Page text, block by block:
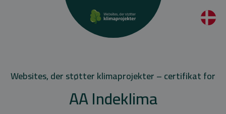
Websites, der støtter klimaprojekter – certifikat for
AA Indeklima